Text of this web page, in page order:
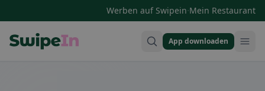
Werben auf Swipein·Mein Restaurant
App downloaden